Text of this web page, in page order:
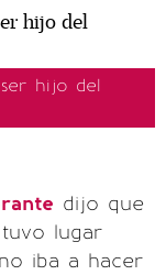
hijo del
dijo que
tuvo lugar
iba a hacer